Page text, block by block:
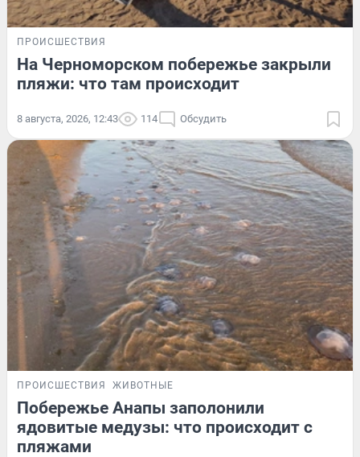
ПРОИСШЕСТВИЯ
На Черноморском побережье закрыли
пляжи: что там происходит
8 августа, 2026, 12:43 114 Обсудить
ПРОИСШЕСТВИЯ ЖИВОТНЫЕ
Побережье Анапы заполонили
ядовитые медузы: что происходит с
пляжами